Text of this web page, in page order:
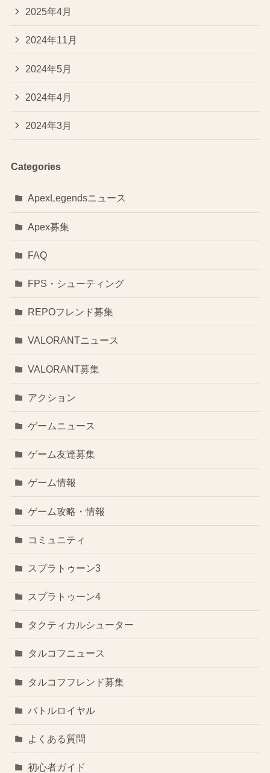
2025年4月
2024年11月
2024年5月
2024年4月
2024年3月
Categories
ApexLegendsニュース
Apex募集
FAQ
FPS・シューティング
REPOフレンド募集
VALORANTニュース
VALORANT募集
アクション
ゲームニュース
ゲーム友達募集
ゲーム情報
ゲーム攻略・情報
コミュニティ
スプラトゥーン3
スプラトゥーン4
タクティカルシューター
タルコフニュース
タルコフフレンド募集
バトルロイヤル
よくある質問
初心者ガイド